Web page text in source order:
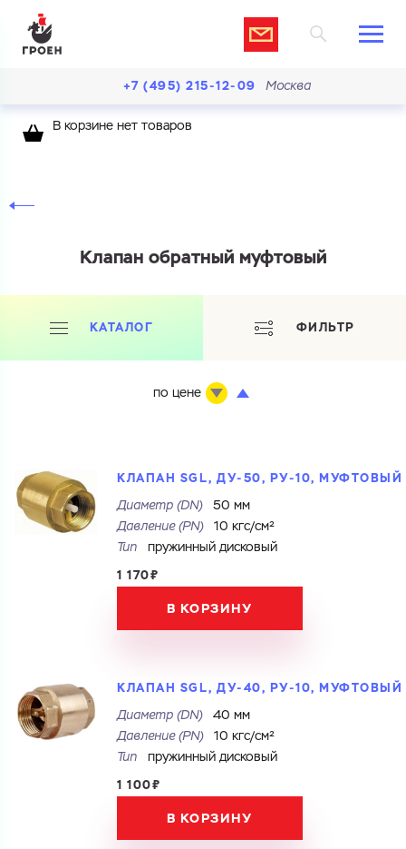
+7 (495) 215-12-09 Москва
В корзине нет товаров
Клапан обратный муфтовый
КАТАЛОГ
по цене
ФИЛЬТР
КЛАПАН SGL, ДУ-50, РУ-10, МУФТОВЫЙ
Диаметр (DN)
50 мм
Давление (PN)
10 кгс/см²
Тип
пружинный дисковый
1 170₽
В КОРЗИНУ
КЛАПАН SGL, ДУ-40, РУ-10, МУФТОВЫЙ
Диаметр (DN)
40 мм
Давление (PN)
10 кгс/см²
Тип
пружинный дисковый
1 100₽
В КОРЗИНУ